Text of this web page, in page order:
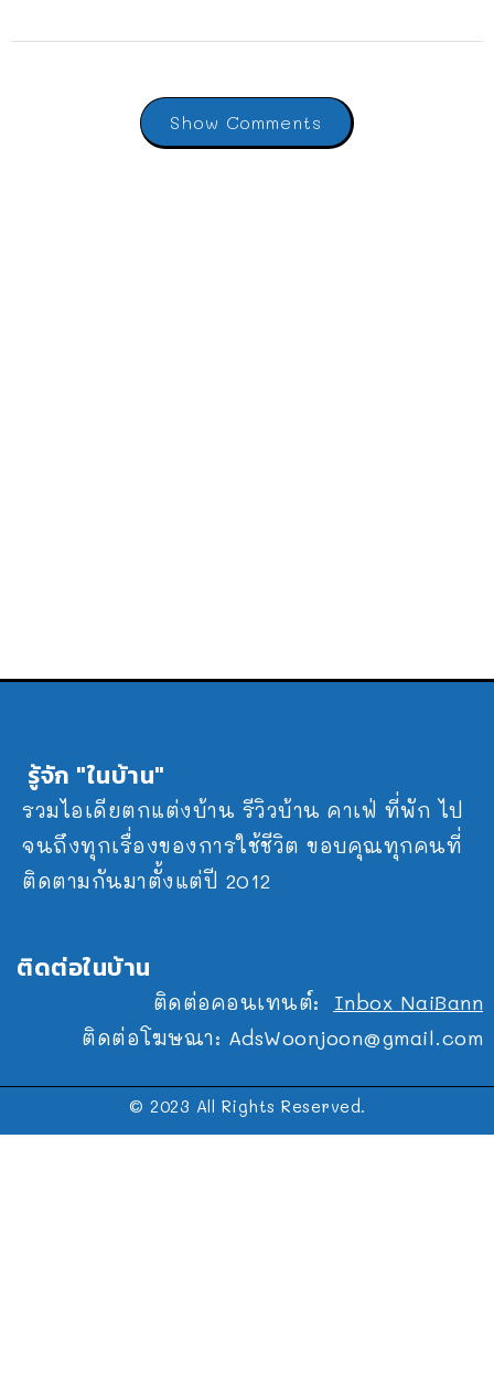
Show Comments
รู้จัก "ในบ้าน"
รวมไอเดียตกแต่งบ้าน รีวิวบ้าน คาเฟ่ ที่พัก ไป
จนถึงทุกเรื่องของการใช้ชีวิต ขอบคุณทุกคนที่
ติดตามกันมาตั้งแต่ปี 2012
ติดต่อในบ้าน
ติดต่อคอนเทนต์: Inbox NaiBann
ติดต่อโฆษณา: AdsWoonjoon@gmail.com
© 2023 All Rights Reserved.